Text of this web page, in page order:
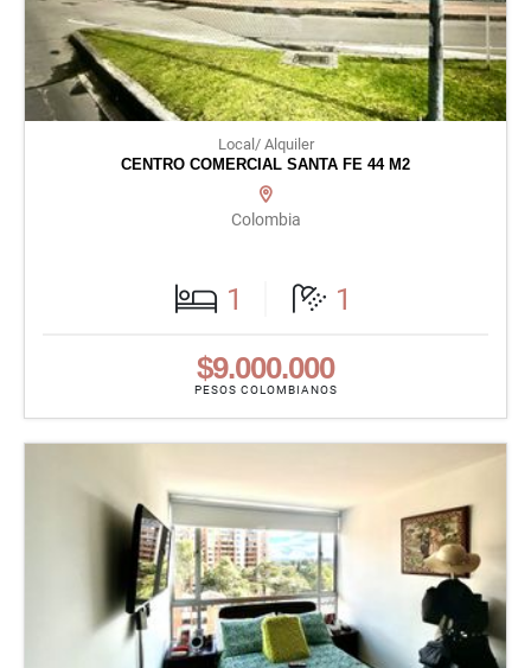
Local/ Alquiler
CENTRO COMERCIAL SANTA FE 44 M2
Colombia
1 1
$9.000.000
PESOS COLOMBIANOS